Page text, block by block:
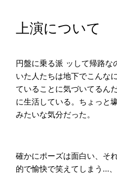
上演について
円盤に乗る派 ッして帰路な
いた人たちは地下でこんな
ていることに気づいてるん
に生活している。ちょっと
みたいな気分だった。
確かにポーズは面白い、そ
的で愉快で笑えてしまう…